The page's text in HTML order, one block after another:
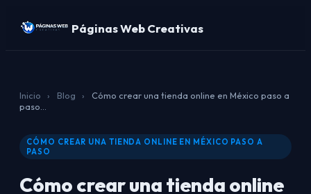
Páginas Web Creativas
Inicio › Blog ›
Cómo crear una tienda online en México paso a
paso...
CÓMO CREAR UNA TIENDA ONLINE EN MÉXICO PASO A
PASO
Cómo crear una tienda online